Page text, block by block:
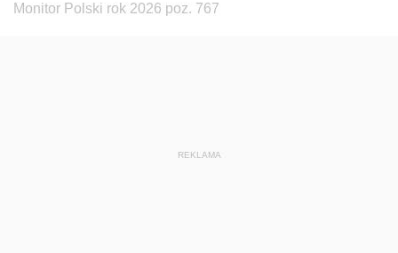
Monitor Polski rok 2026 poz. 767
REKLAMA